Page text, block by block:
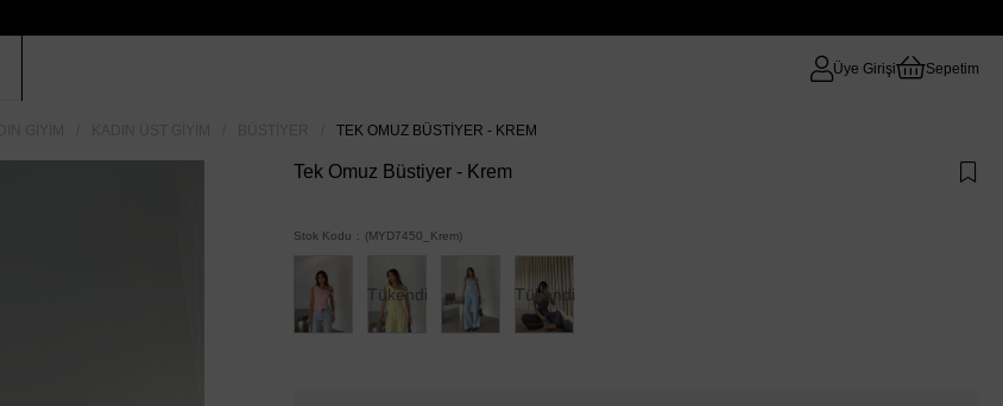
Üye Girişi Sepetim
TEK OMUZ BÜSTIYER - KREM
Tek Omuz Büstiyer - Krem
Stok Kodu (MYD7450_Krem)
Tükendi Tükendi